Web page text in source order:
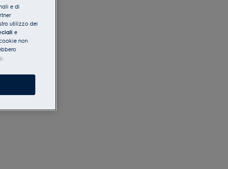
e di
utilizzo dei
e
non
.